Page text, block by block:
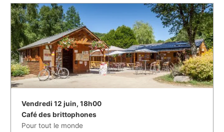
Vendredi 12 juin, 18h00
Café des brittophones
Pour tout le monde